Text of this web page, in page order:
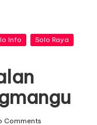
Info
Solo Raya
Comments